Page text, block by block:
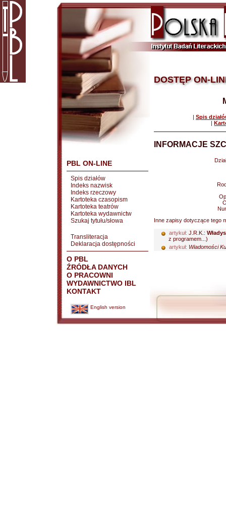
PBL ON-LINE
Spis działów
Indeks nazwisk
Indeks rzeczowy
Kartoteka czasopism
Kartoteka teatrów
Kartoteka wydawnictw
Szukaj tytułu/słowa
Transliteracja
Deklaracja dostępności
O PBL
ŹRÓDŁA DANYCH
O PRACOWNI
WYDAWNICTWO IBL
KONTAKT
English version
DOSTĘP ON-
| Spis
|
INFORMACJE
Inne zapisy dotyczące tego
artykuł: J.R.K.:
z programem...)
artykuł: Wiadomości